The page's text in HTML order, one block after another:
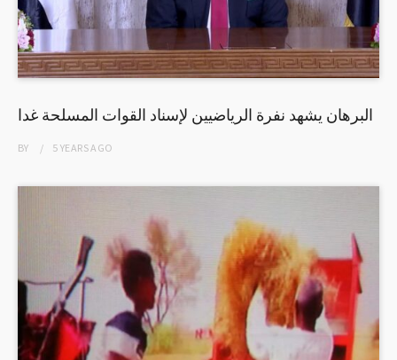
البرهان يشهد نفرة الرياضيين لإسناد القوات المسلحة غدا
BY 5 YEARSAGO